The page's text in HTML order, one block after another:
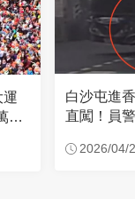
運
創
白沙屯進
直闖！員
2026/04/